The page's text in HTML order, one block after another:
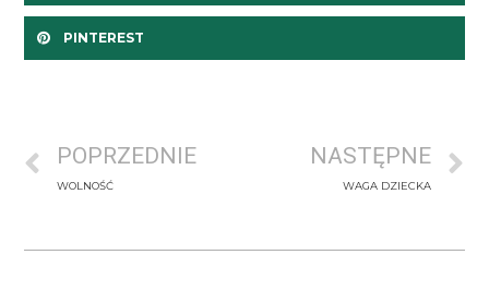
PINTEREST
POPRZEDNIE
WOLNOŚĆ
NASTĘPNE
WAGA DZIECKA